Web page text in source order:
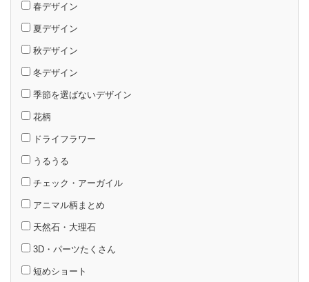
春デザイン
夏デザイン
秋デザイン
冬デザイン
季節を選ばないデザイン
花柄
ドライフラワー
うるうる
チェック・アーガイル
アニマル柄まとめ
天然石・大理石
3D・パーツたくさん
短めショート